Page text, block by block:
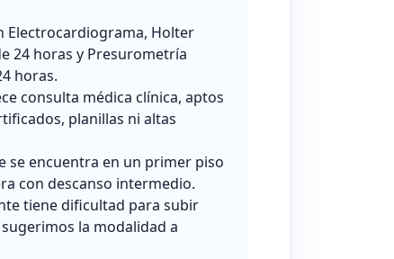
Electrocardiograma, Holter
24 horas y Presurometría
horas.
consulta médica clínica, aptos
planillas ni altas
se encuentra en un primer piso
con descanso intermedio.
tiene dificultad para subir
la modalidad a